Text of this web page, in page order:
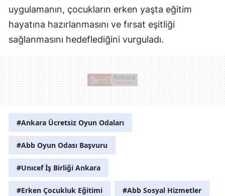
uygulamanın, çocukların erken yaşta eğitim
hayatına hazırlanmasını ve fırsat eşitliği
sağlanmasını hedeflediğini vurguladı.
#Ankara Ücretsiz Oyun Odaları
#Abb Oyun Odası Başvuru
#Unıcef İş Birliği Ankara
#Erken Çocukluk Eğitimi #Abb Sosyal Hizmetler